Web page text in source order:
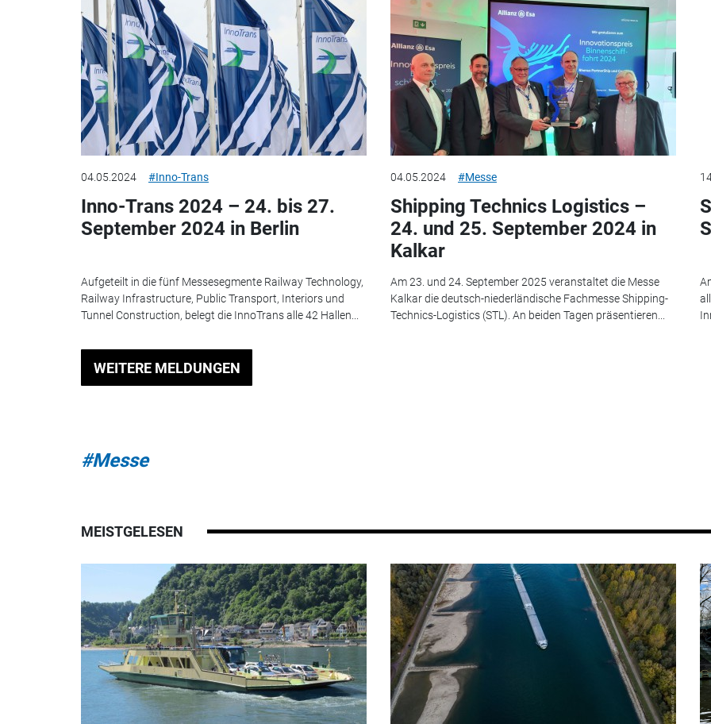
04.05.2024 #Inno-Trans
Inno-Trans 2024 – 24. bis 27.
September 2024 in Berlin
Aufgeteilt in die fünf Messesegmente Railway Technology,
Railway Infrastructure, Public Transport, Interiors und
Tunnel Construction, belegt die InnoTrans alle 42 Hallen...
04.05.2024 #Messe
Shipping Technics Logistics –
24. und 25. September 2024 in
Kalkar
Am 23. und 24. September 2025 veranstaltet die Messe
Kalkar die deutsch-niederländische Fachmesse Shipping-
Technics-Logistics (STL). An beiden Tagen präsentieren...
WEITERE MELDUNGEN
#Messe
MEISTGELESEN